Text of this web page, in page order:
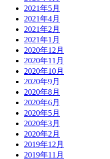
2021年5月
2021年4月
2021年2月
2021年1月
2020年12月
2020年11月
2020年10月
2020年9月
2020年8月
2020年6月
2020年5月
2020年3月
2020年2月
2019年12月
2019年11月